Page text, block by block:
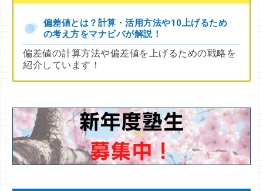
偏差値とは？計算・活用方法や10上げるため
の考え方をマナビバが解説！
偏差値の計算方法や偏差値を上げるための戦略を
紹介しています！